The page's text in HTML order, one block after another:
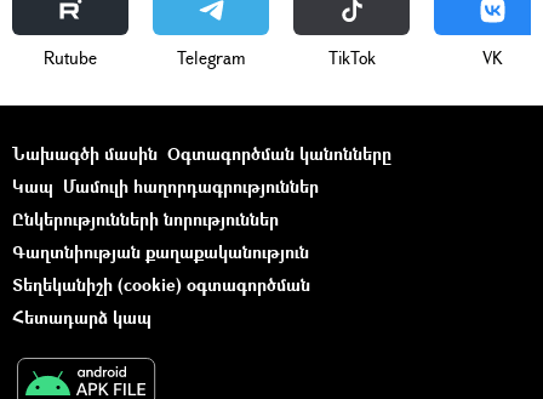
Rutube Telegram ТikТоk VK
Նախագծի մասին Օգտագործման կանոնները
Կապ Մամուլի հաղորդագրություններ
Ընկերությունների նորություններ
Գաղտնիության քաղաքականություն
Տեղեկանիշի (cookie) օգտագործման
Հետադարձ կապ